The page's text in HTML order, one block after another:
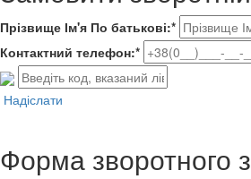
Прізвище Ім'я По батькові:*
Контактний телефон:*
Надіслати
Форма зворотного